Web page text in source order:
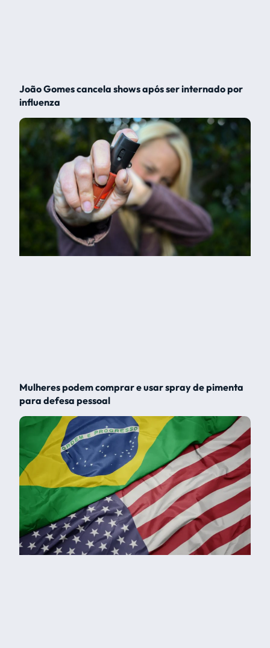
João Gomes cancela shows após ser internado por
influenza
Mulheres podem comprar e usar spray de pimenta
para defesa pessoal